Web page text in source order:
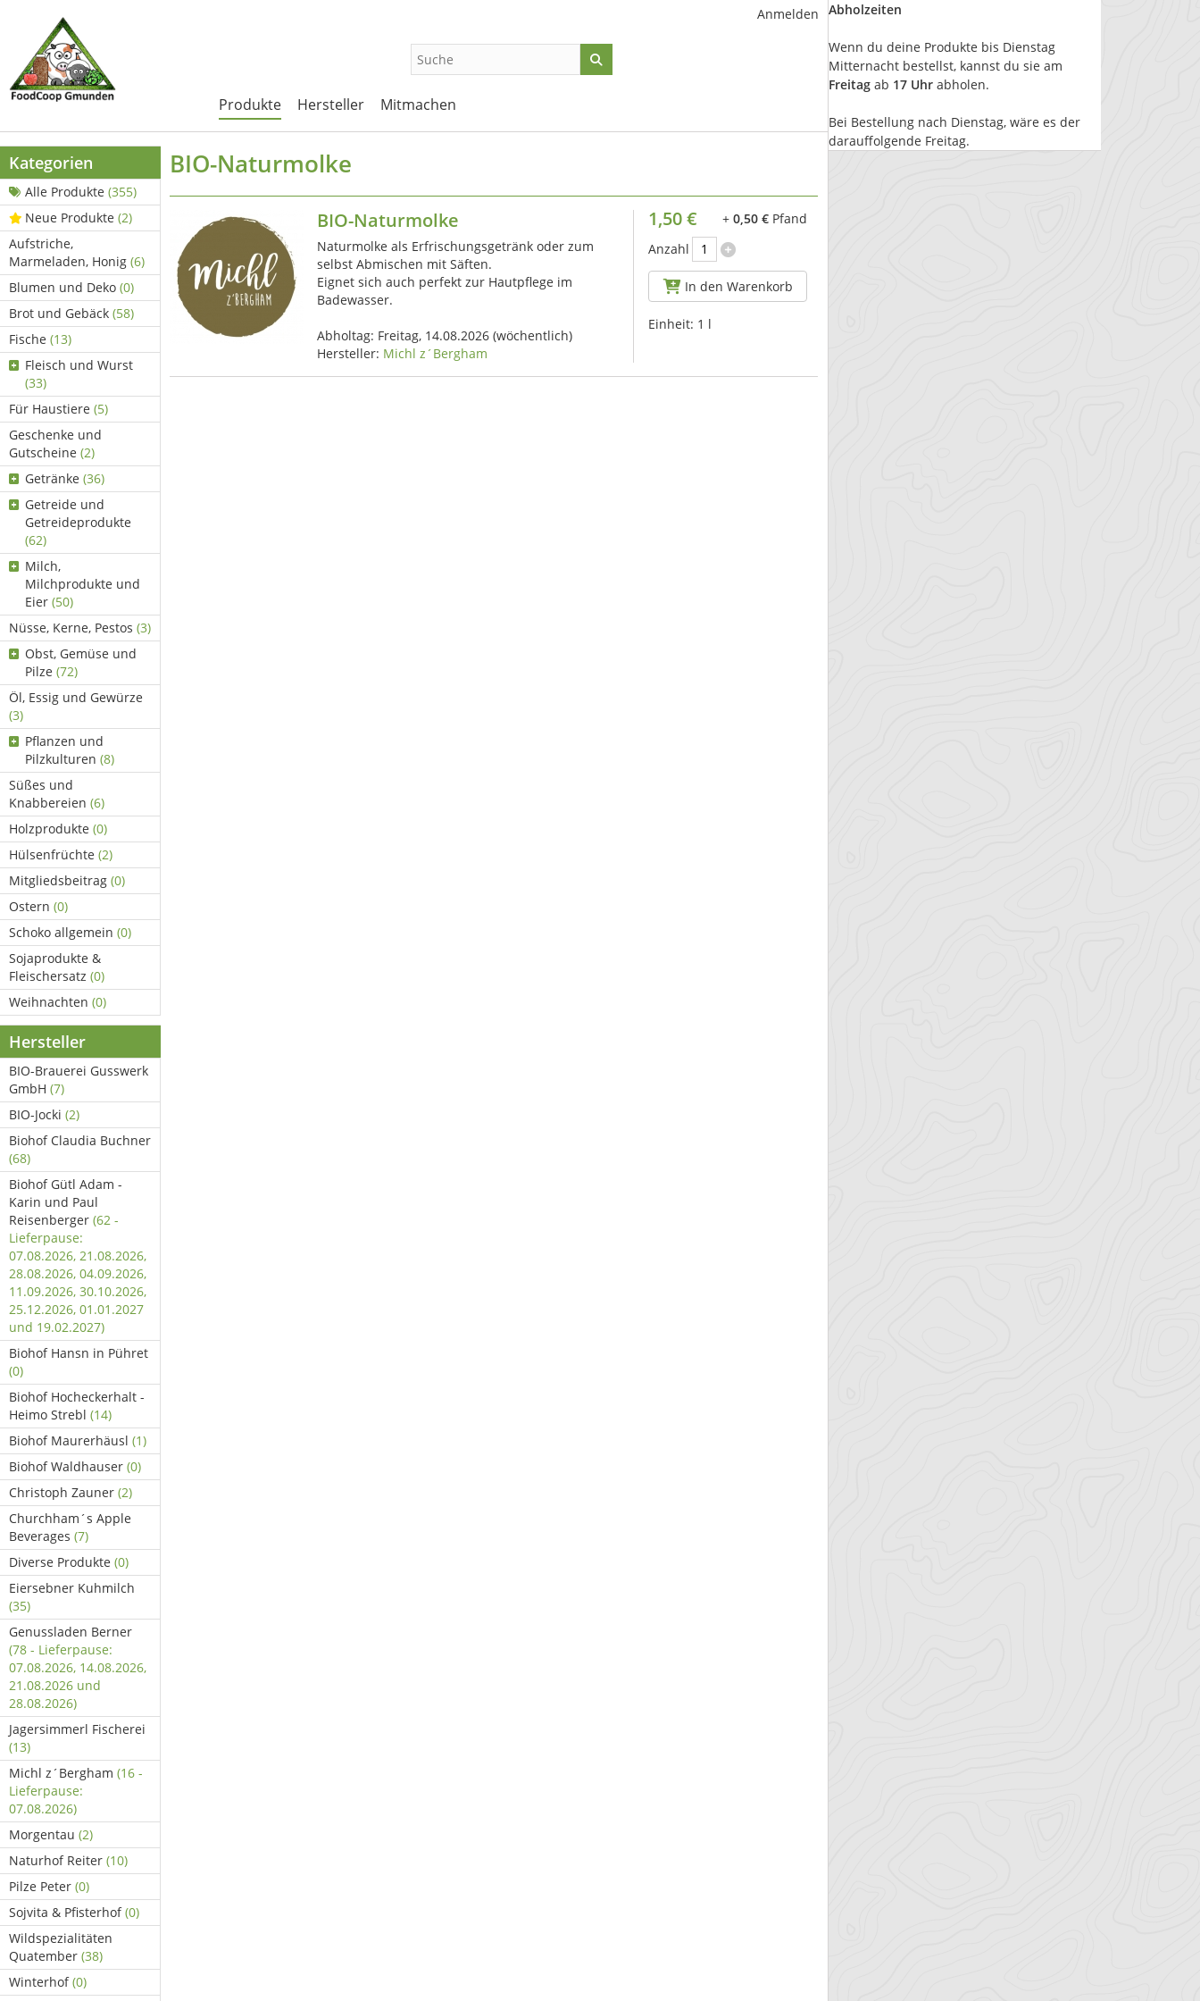
Anmelden
Produkte Hersteller Mitmachen
Kategorien
Alle Produkte (355)
Neue Produkte (2)
Aufstriche,
Marmeladen, Honig (6)
Blumen und Deko (0)
Brot und Gebäck (58)
Fische (13)
Fleisch und Wurst
(33)
Für Haustiere (5)
Geschenke und
Gutscheine (2)
Getränke (36)
Getreide und
Getreideprodukte
(62)
Milch,
Milchprodukte und
Eier (50)
Nüsse, Kerne, Pestos (3)
Obst, Gemüse und
Pilze (72)
Öl, Essig und Gewürze
(3)
Pflanzen und
Pilzkulturen (8)
Süßes und
Knabbereien (6)
Holzprodukte (0)
Hülsenfrüchte (2)
Mitgliedsbeitrag (0)
Ostern (0)
Schoko allgemein (0)
Sojaprodukte &
Fleischersatz (0)
Weihnachten (0)
Hersteller
BIO-Brauerei Gusswerk
GmbH (7)
BIO-Jocki (2)
Biohof Claudia Buchner
(68)
Biohof Gütl Adam -
Karin und Paul
Reisenberger (62 -
Lieferpause:
07.08.2026, 21.08.2026,
28.08.2026, 04.09.2026,
11.09.2026, 30.10.2026,
25.12.2026, 01.01.2027
und 19.02.2027)
Biohof Hansn in Pühret
(0)
Biohof Hocheckerhalt -
Heimo Strebl (14)
Biohof Maurerhäusl (1)
Biohof Waldhauser (0)
Christoph Zauner (2)
Churchham´s Apple
Beverages (7)
Diverse Produkte (0)
Eiersebner Kuhmilch
(35)
Genussladen Berner
(78 - Lieferpause:
07.08.2026, 14.08.2026,
21.08.2026 und
28.08.2026)
Jagersimmerl Fischerei
(13)
Michl z´Bergham (16 -
Lieferpause:
07.08.2026)
Morgentau (2)
Naturhof Reiter (10)
Pilze Peter (0)
Sojvita & Pfisterhof(0)
Wildspezialitäten
Quatember (38)
Winterhof(0)
BIO-Naturmolke
BIO-Naturmolke
Naturmolke als Erfrischungsgetränk oder zum
selbst Abmischen mit Säften.
Eignet sich auch perfekt zur Hautpflege im
Badewasser.
Abholtag: Freitag, 14.08.2026 (wöchentlich)
Hersteller: Michl z´Bergham
1,50 € + 0,50 € Pfand
Anzahl
In den Warenkorb
Einheit: 1 l
Abholzeiten
Wenn du deine Produkte bis Dienstag
Mitternacht bestellst, kannst du sie am
Freitag ab 17 Uhr abholen.
Bei Bestellung nach Dienstag, wäre es der
darauffolgende Freitag.